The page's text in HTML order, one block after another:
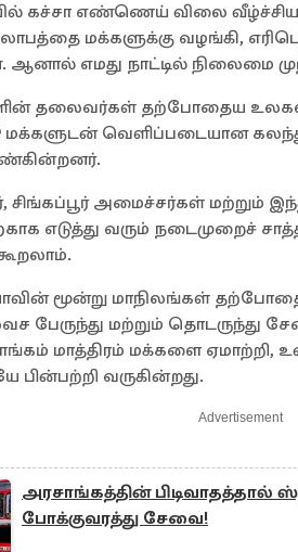
கச்சா எண்ணெய் விலை
மக்களுக்கு வழங்கி,
ஆனால் எமது நாட்டில் நிலைமை
தலைவர்கள் தற்போதைய
மக்களுடன் வெளிப்படையான
சிங்கப்பூர் அமைச்சர்கள் மற்றும்
எடுத்து வரும் நடைமுறைச்
மூன்று மாநிலங்கள்
பேருந்து மற்றும் தொடருந்து
மாத்திரம் மக்களை
வருகின்றது.
Advertisement
அரசாங்கத்தின் பிடிவாதத்தால்
போக்குவரத்து சேவை!